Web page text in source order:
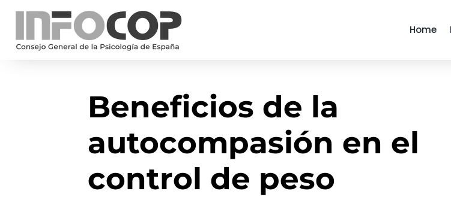
Home
Beneficios de la
autocompasión en el
control de peso